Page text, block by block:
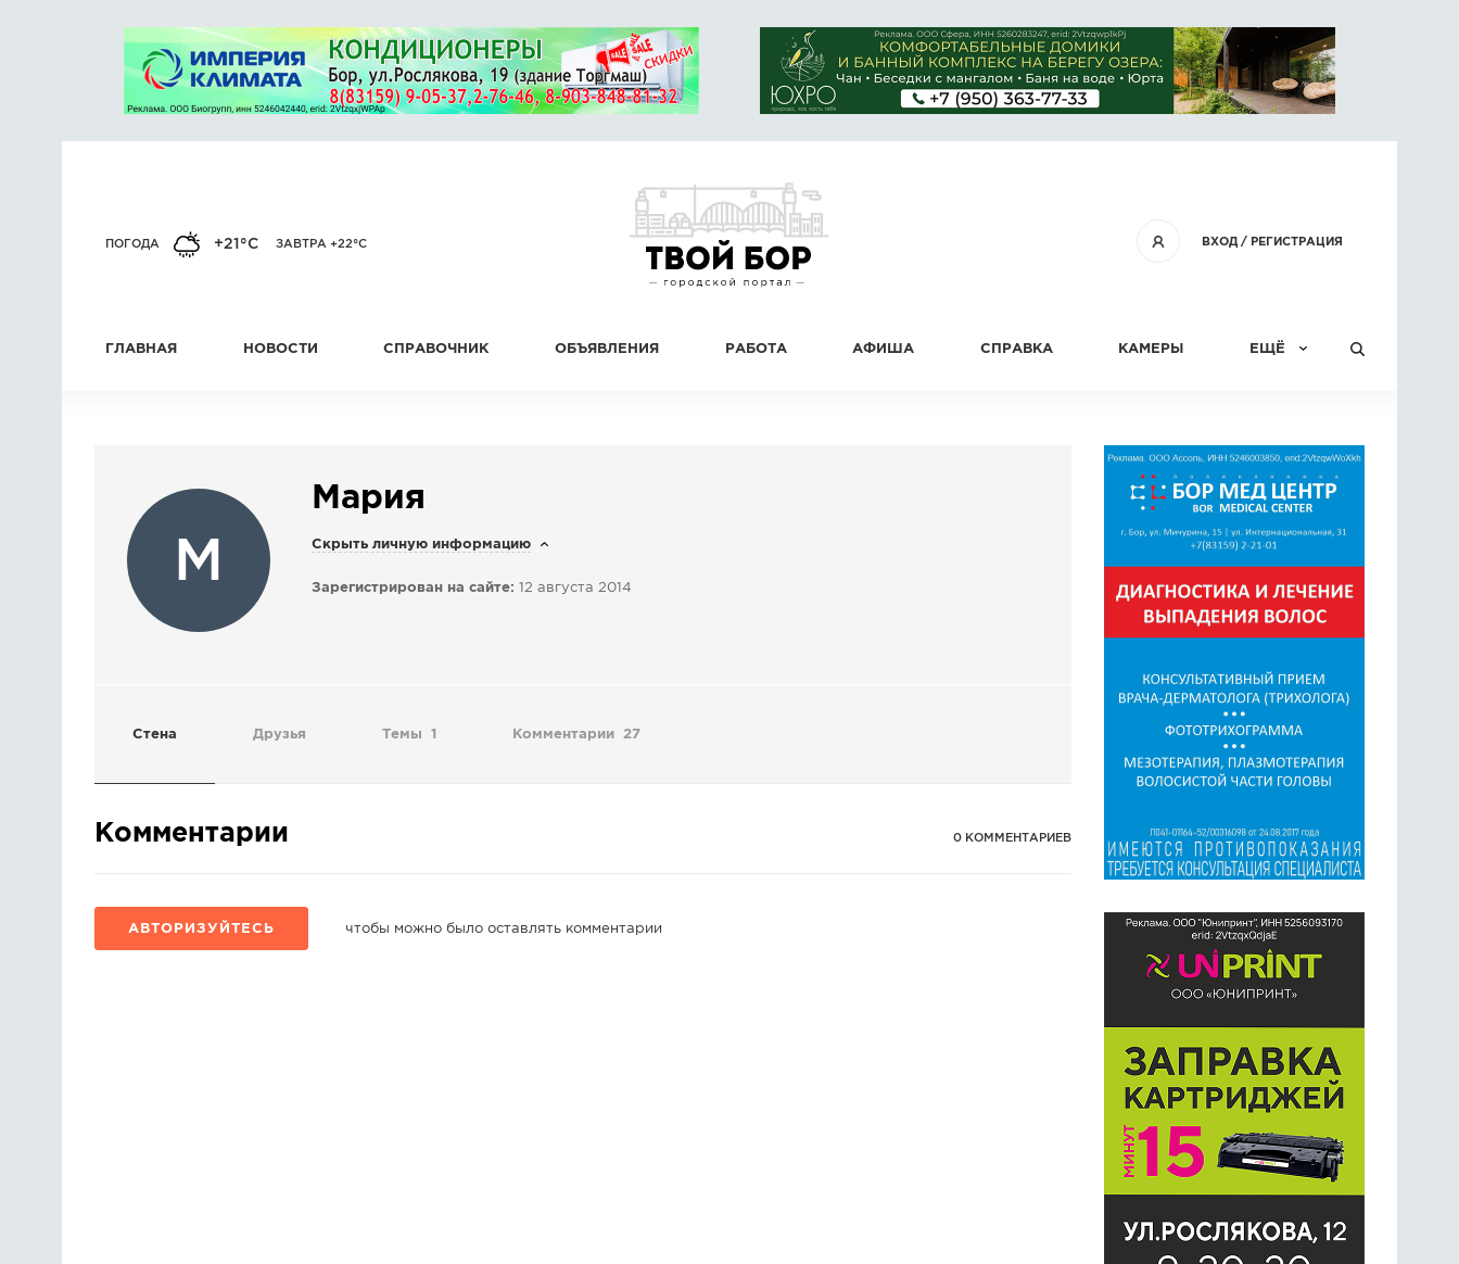
ВХОД/ РЕГИСТРАЦИЯ
ПОГОДА +21°C ЗАВТРА +22°C
ГЛАВНАЯ НОВОСТИ СПРАВОЧНИК ОБЪЯВЛЕНИЯ РАБОТА АФИША СПРАВКА КАМЕРЫ ЕЩЁ
СТАТЬИ
ПРЕДЛОЖИТЬ НОВОСТЬ
ФОТО
М
Мария
Скрыть личную информацию
Зарегистрирован на сайте: 12 августа 2014
Стена Друзья Темы 1 Комментарии 27
Комментарии 0 КОММЕНТАРИЕВ
АВТОРИЗУЙТЕСЬ чтобы можно было оставлять комментарии